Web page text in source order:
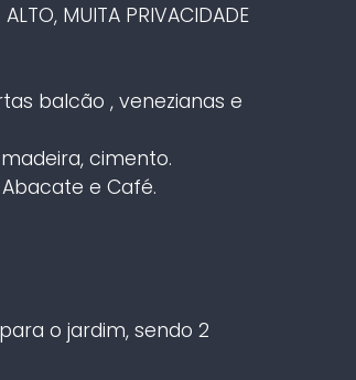
MUITA PRIVACIDADE
balcão , venezianas e
cimento.
e Café.
o jardim, sendo 2